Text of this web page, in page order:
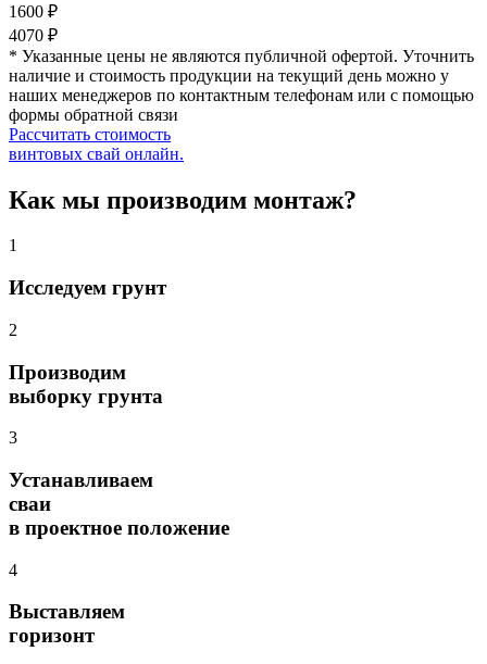
1600 ₽
4070 ₽
* Указанные цены не являются публичной офертой. Уточнить
наличие и стоимость продукции на текущий день можно у
наших менеджеров по контактным телефонам или с помощью
формы обратной связи
Рассчитать стоимость
винтовых свай онлайн.
Как мы производим монтаж?
1
Исследуем грунт
2
Производим
выборку грунта
3
Устанавливаем
сваи
в проектное положение
4
Выставляем
горизонт